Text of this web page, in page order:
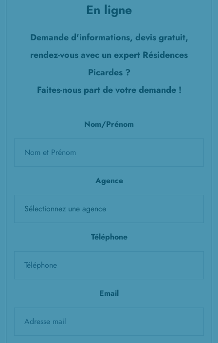
En ligne
Demande d'informations, devis gratuit,
rendez-vous avec un expert Résidences
Picardes ?
Faites-nous part de votre demande !
Nom/Prénom
Agence
Téléphone
Email